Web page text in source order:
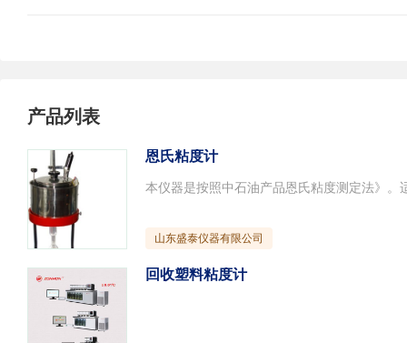
产品列表
恩氏粘度计
山东盛泰仪器有限公司
回收塑料粘度计